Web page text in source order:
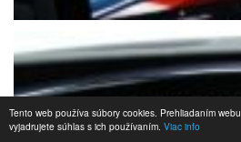
Tento web používa súbory cookies. Prehliadaním webu
vyjadrujete súhlas s ich používaním. Viac info